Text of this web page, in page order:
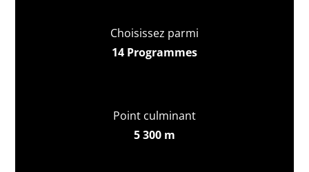
Choisissez parmi
14 Programmes
Point culminant
5 300 m